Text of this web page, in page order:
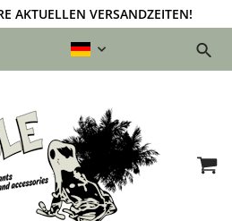
AKTUELLEN VERSANDZEITEN!